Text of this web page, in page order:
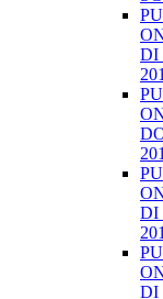
DI
DI
DI